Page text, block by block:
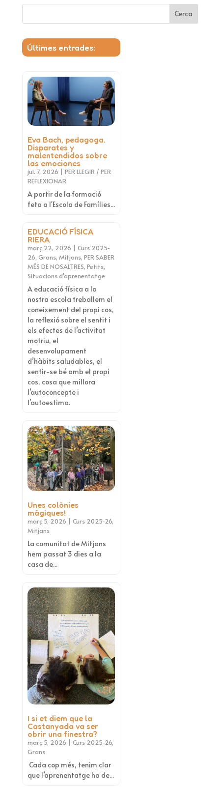
Cerca
Últimes entrades:
Eva Bach, pedagoga.
Disparates y
malentendidos sobre
las emociones
jul. 7, 2026 | PER LLEGIR / PER
REFLEXIONAR
A partir de la formació
feta a l'Escola de Famílies...
EDUCACIÓ FÍSICA
RIERA
març 22, 2026 | Curs 2025-
26, Grans, Mitjans, PER SABER
MÉS DE NOSALTRES, Petits,
Situacions d'aprenentatge
A educació física a la
nostra escola treballem el
coneixement del propi cos,
la reflexió sobre el sentit i
els efectes de l’activitat
motriu, el
desenvolupament
d’hàbits saludables, el
sentir-se bé amb el propi
cos, cosa que millora
l’autoconcepte i
l’autoestima.
Unes colònies
màgiques!
març 5, 2026 | Curs 2025-26,
Mitjans
La comunitat de Mitjans
hem passat 3 dies a la
casa de...
I si et diem que la
Castanyada va ser
obrir una finestra?
març 5, 2026 | Curs 2025-26,
Grans
Cada cop més, tenim clar
que l’aprenentatge ha de...